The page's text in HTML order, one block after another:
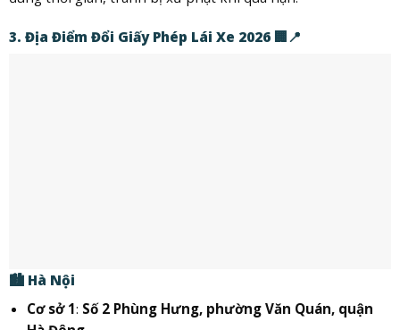
3. Địa Điểm Đổi Giấy Phép Lái Xe 2026 🏢📍
🏙️ Hà Nội
Cơ sở 1: Số 2 Phùng Hưng, phường Văn Quán, quận